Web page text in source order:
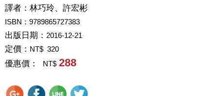
譯者： 林巧玲、許宏彬
ISBN：9789865727383
出版日期： 2016-12-21
定價： NT$ 320
優惠價： NT$ 288